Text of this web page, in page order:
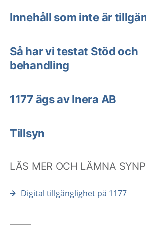
Innehåll som inte är
Så har vi testat Stöd och
behandling
1177 ägs av Inera AB
Tillsyn
LÄS MER OCH LÄMNA
Digital tillgänglighet på 1177